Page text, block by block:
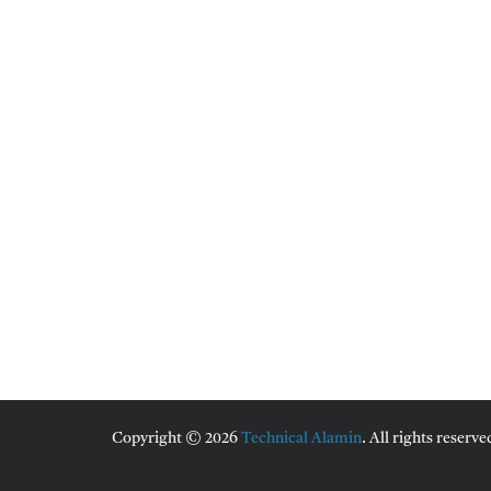
Copyright © 2026 Technical Alamin. All rights